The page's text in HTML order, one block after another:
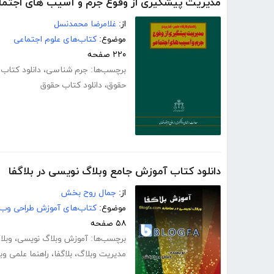
از: غلامرضا محمدنسل
موضوع: کتاب‌های علوم اجتماعی
۲۲۰ صفحه
برچسب‌ها: جرم شناسی، دانلود
حقوق، دانلود کتاب حقوق
دانلود کتاب آموزش جامع وبلاگ نویسی در بلاگفا
از: جمال روح بخش
موضوع: کتاب‌های آموزش طراحی
۵۸ صفحه
برچسب‌ها: آموزش وبلاگ نویسی،
مدیریت وبلاگ، بلاگفا، راهنما علمی